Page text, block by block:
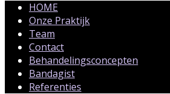
HOME
Onze Praktijk
Team
Contact
Behandelingsconcepten
Bandagist
Referenties